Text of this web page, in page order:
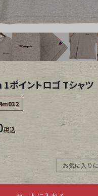
Outer
Fafatt
ス商品カテゴリーから探す
Bottoms
Kidswear
ポイントロゴ Tシャツ
税込
お気に入り